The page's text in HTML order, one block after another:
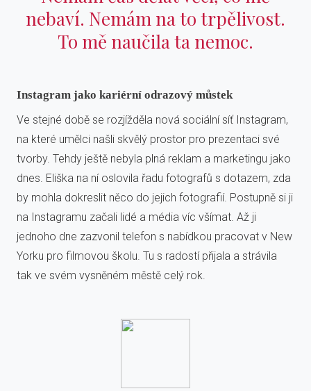
nebaví. Nemám na to trpělivost.
To mě naučila ta nemoc.
Instagram jako kariérní odrazový můstek
Ve stejné době se rozjížděla nová sociální síť Instagram,
na které umělci našli skvělý prostor pro prezentaci své
tvorby. Tehdy ještě nebyla plná reklam a marketingu jako
dnes. Eliška na ní oslovila řadu fotografů s dotazem, zda
by mohla dokreslit něco do jejich fotografií. Postupně si ji
na Instagramu začali lidé a média víc všímat. Až ji
jednoho dne zazvonil telefon s nabídkou pracovat v New
Yorku pro filmovou školu. Tu s radostí přijala a strávila
tak ve svém vysněném městě celý rok.